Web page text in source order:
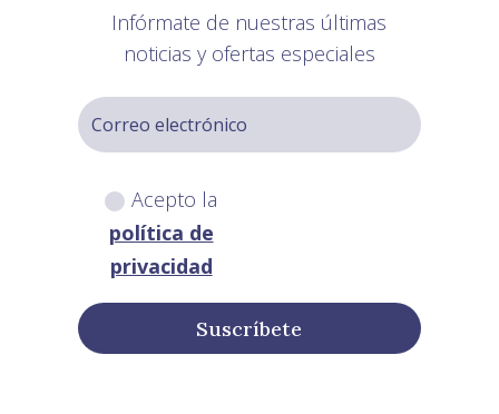
Infórmate de nuestras últimas
noticias y ofertas especiales
Acepto la
política de
privacidad
Suscríbete